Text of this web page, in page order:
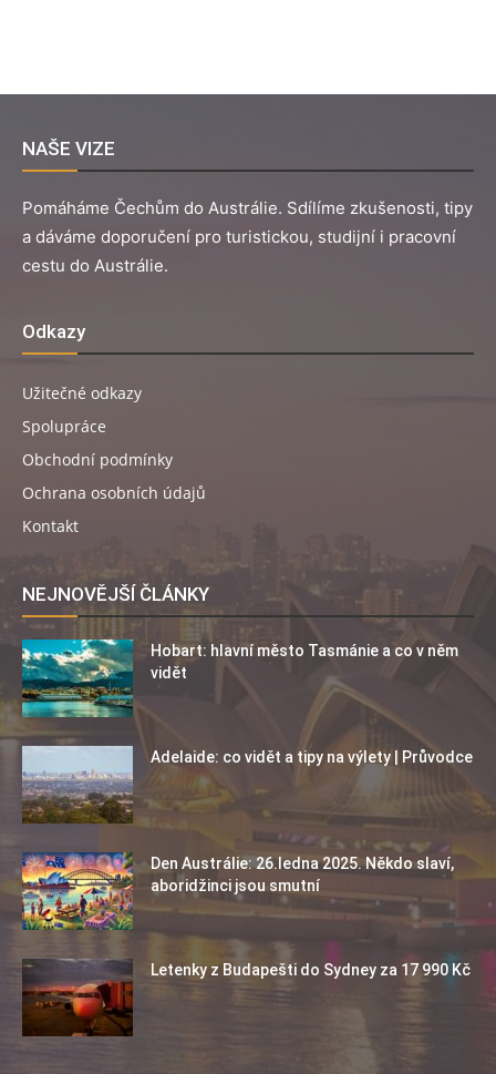
NAŠE VIZE
Pomáháme Čechům do Austrálie. Sdílíme zkušenosti, tipy
a dáváme doporučení pro turistickou, studijní i pracovní
cestu do Austrálie.
Odkazy
Užitečné odkazy
Spolupráce
Obchodní podmínky
Ochrana osobních údajů
Kontakt
NEJNOVĚJŠÍ ČLÁNKY
Hobart: hlavní město Tasmánie a co v něm
vidět
Adelaide: co vidět a tipy na výlety | Průvodce
Den Austrálie: 26.ledna 2025. Někdo slaví,
aboridžinci jsou smutní
Letenky z Budapešti do Sydney za 17 990 Kč